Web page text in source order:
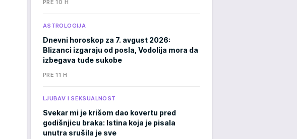
PRE 10 H
ASTROLOGIJA
Dnevni horoskop za 7. avgust 2026:
Blizanci izgaraju od posla, Vodolija mora da
izbegava tuđe sukobe
PRE 11 H
LJUBAV I SEKSUALNOST
Svekar mi je krišom dao kovertu pred
godišnjicu braka: Istina koja je pisala
unutra srušila je sve